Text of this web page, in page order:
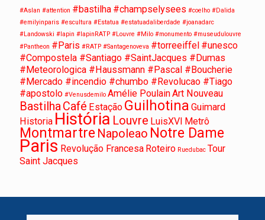
#Aslan #attention #bastilha #champselysees #coelho #Dalida
#emilyinparis #escultura #Estatua #estatuadaliberdade #joanadarc
#Landowski #lapin #lapinRATP #Louvre #Milo #monumento #museudulouvre
#Pantheon #Paris #RATP #Santagenoveva #torreeiffel #unesco
#Compostela #Santiago #SaintJacques #Dumas
#Meteorologica #Haussmann #Pascal #Boucherie
#Mercado #incendio #chumbo #Revolucao #Tiago
#apostolo #Venusdemilo Amélie PoulainArt Nouveau
BastilhaCafé Estação Guilhotina Guimard
Historia História Louvre LuisXVI Metrô
Montmartre Napoleao Notre Dame
Paris Revolução Francesa Roteiro Ruedubac Tour
Saint Jacques